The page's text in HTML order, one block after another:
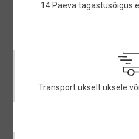
14 Päeva tagastusõigus
Transport ukselt uksele